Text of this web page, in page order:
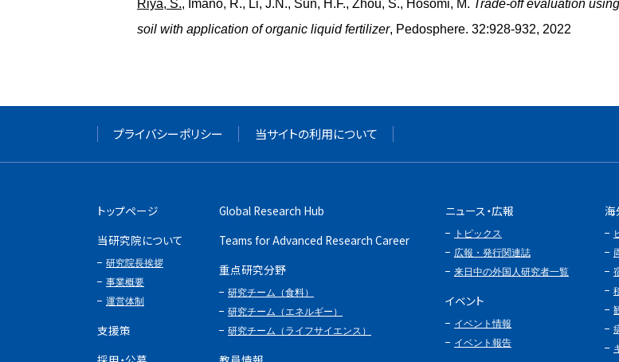
Riya, S., Imano, R., Li, J.N., Sun, H.F., Zhou, S., Hosomi, M. Trade-off evaluation
soil with application of organic liquid fertilizer, Pedosphere. 32:928-932, 2022
プライバシーポリシー 当サイトの利用について
トップページ
当研究院について
研究院長挨拶
事業概要
運営体制
支援策
Global Research Hub
Teams for Advanced Research Career
重点研究分野
研究チーム（食料）
研究チーム（エネルギー）
研究チーム（ライフサイエンス）
ニュース・広報
トピックス
広報・発行関連誌
来日中の外国人研究者一覧
イベント
イベント情報
イベント報告
海